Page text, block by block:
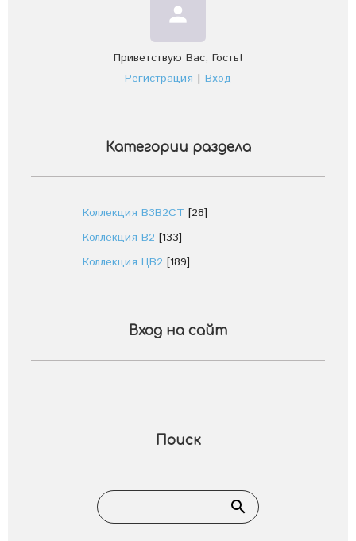
person
Приветствую Вас, Гость!
Регистрация | Вход
Категории раздела
Коллекция В3В2СТ [28]
Коллекция В2 [133]
Коллекция ЦВ2 [189]
Вход на сайт
Поиск